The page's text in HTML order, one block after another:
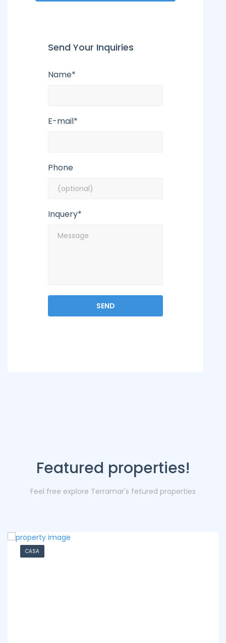
Send Your Inquiries
Name*
E-mail*
Phone
Inquery*
Featured properties!
Feel free explore Terramar's fetured properties
CASA